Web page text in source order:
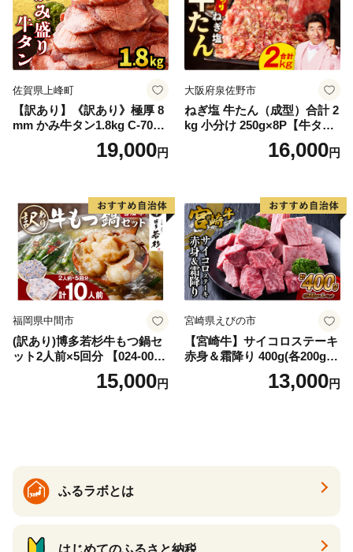
佐賀県上峰町
【訳あり】《訳あり》極厚 8
mm かみ牛タン1.8kg C-709-
19,000円
大阪府泉佐野市
ねぎ塩 牛たん（成型）合計 2
kg 小分け 250g×8P【牛タン
牛肉 焼肉用 薄切り 訳あり サ
16,000円
福岡県中間市
(訳あり)博多若杉牛もつ鍋セ
ット2人前×5回分 【024-002
15,000円
宮崎県えびの市
【宮崎牛】サイコロステーキ
赤身＆霜降り 400g(各200g×
１P 計2P) 真空パック 冷凍
13,000円
ふるラボとは
はじめてのふるさと納税